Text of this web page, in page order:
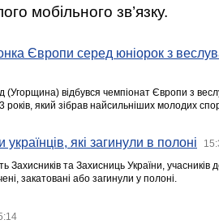
мобільного зв’язку.
Європи серед юніорок з
(Угорщина) відбувся чемпіонат Європи з
років, який зібрав найсильніших молодих
які загинули в полоні
Захисників та Захисниць України,
закатовані або загинули у полоні.